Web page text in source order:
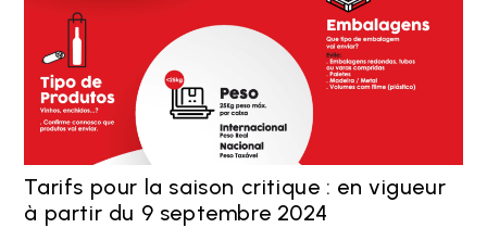
Tarifs pour la saison critique : en vigueur
à partir du 9 septembre 2024